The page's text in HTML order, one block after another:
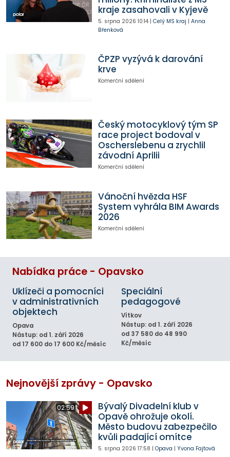
kraje zasahovali v Kyjevě
5. srpna 2026 10:14| Celý MS kraj | Anna
Břenková
ČPZP vyzývá k darování
krve
Komerční sdělení
Český motocyklový tým SP
race project bodoval v
Oscherslebenu a zrychlil
závodní Aprilii
Komerční sdělení
Vánoční hvězda HSF
System vyhrála BIM Awards
2026
Komerční sdělení
Nabídka práce - Opavsko
Uklízeči a pomocníci
v administrativních
objektech
Opava
Nástup: od 1. září 2026
od 17 600 do 17 600 Kč/měsíc
Speciální
pedagogové
Vítkov
Nástup: od 1. září 2026
od 37 580 do 48 990
Kč/měsíc
Nejnovější zprávy - Opavsko
02:59
Bývalý Divadelní klub v
Opavě ohrožuje okolí.
Město budovu zabezpečilo
kvůli padající omítce
5. srpna 2026 17:58 | Opava | Yvona Fajtová